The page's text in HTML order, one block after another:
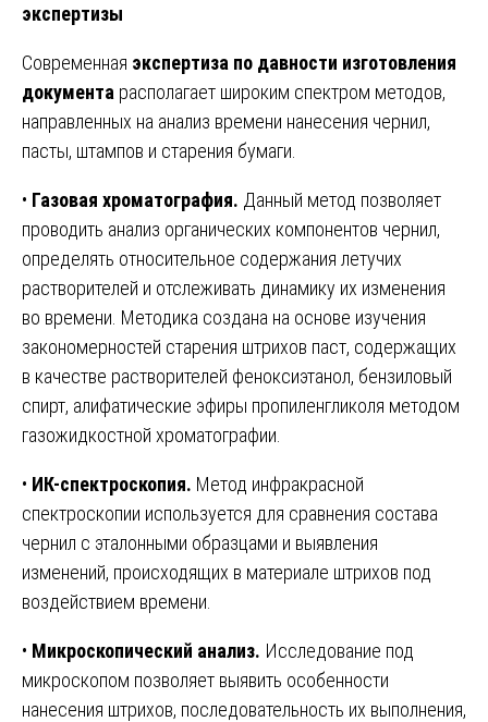
экспертизы
Современная экспертиза по давности изготовления
документа располагает широким спектром методов,
направленных на анализ времени нанесения чернил,
пасты, штампов и старения бумаги.
• Газовая хроматография. Данный метод позволяет
проводить анализ органических компонентов чернил,
определять относительное содержания летучих
растворителей и отслеживать динамику их изменения
во времени. Методика создана на основе изучения
закономерностей старения штрихов паст, содержащих
в качестве растворителей феноксиэтанол, бензиловый
спирт, алифатические эфиры пропиленгликоля методом
газожидкостной хроматографии.
• ИК-спектроскопия. Метод инфракрасной
спектроскопии используется для сравнения состава
чернил с эталонными образцами и выявления
изменений, происходящих в материале штрихов под
воздействием времени.
• Микроскопический анализ. Исследование под
микроскопом позволяет выявить особенности
нанесения штрихов, последовательность их выполнения,